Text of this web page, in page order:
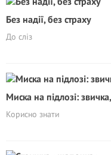
Без надії, без страху
До сліз
Миска на підлозі:
Корисно знати